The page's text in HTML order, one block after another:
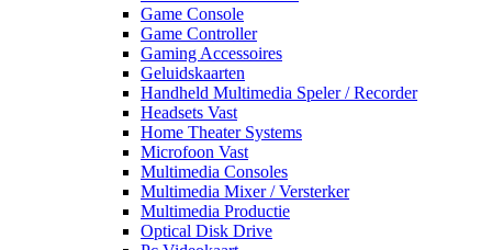
Game Console
Game Controller
Gaming Accessoires
Geluidskaarten
Handheld Multimedia Speler / Recorder
Headsets Vast
Home Theater Systems
Microfoon Vast
Multimedia Consoles
Multimedia Mixer / Versterker
Multimedia Productie
Optical Disk Drive